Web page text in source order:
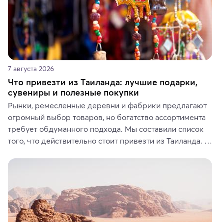
7 августа 2026
Что привезти из Таиланда: лучшие подарки,
сувениры и полезные покупки
Рынки, ремесленные деревни и фабрики предлагают
огромный выбор товаров, но богатство ассортимента
требует обдуманного подхода. Мы составили список
того, что действительно стоит привезти из Таиланда.
средства, одежду, украшения, предметы интерьера
где их купить.